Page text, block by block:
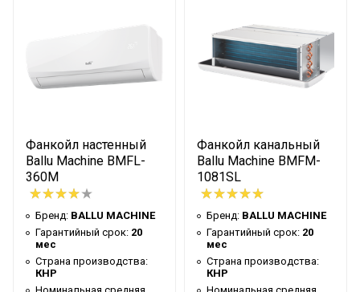
16.2 кВт
Номинальная средняя производ-
ность охлаждения
10.8 кВт
Напряжение электропитания
220,0 В
Вес товара (нетто)
34 кг
Высота товара
0.24 м
Габаритные размеры товара
(В*Ш*Г)
0,24*1,78*0,545
м
Глубина товара
Фанкойл настенный
Ballu Machine BMFL-
360M
Бренд: BALLU MACHINE
Гарантийный срок: 20
мес
Страна производства:
КНР
Фанкойл канальный
Ballu Machine BMFM-
1081SL
Бренд: BALLU MACHINE
Гарантийный срок: 20
мес
Страна производства:
КНР